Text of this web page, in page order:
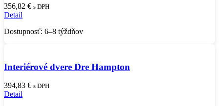
356,82 € s DPH
Detail
Dostupnosť: 6–8 týždňov
Interiérové dvere Dre Hampton
394,83 € s DPH
Detail